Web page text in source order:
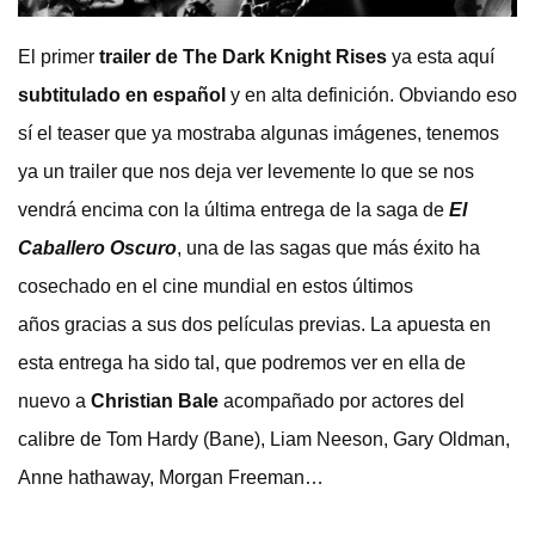
El primer trailer de The Dark Knight Rises ya esta aquí
subtitulado en español y en alta definición. Obviando eso
sí el teaser que ya mostraba algunas imágenes, tenemos
ya un trailer que nos deja ver levemente lo que se nos
vendrá encima con la última entrega de la saga de El
Caballero Oscuro, una de las sagas que más éxito ha
cosechado en el cine mundial en estos últimos
años gracias a sus dos películas previas. La apuesta en
esta entrega ha sido tal, que podremos ver en ella de
nuevo a Christian Bale acompañado por actores del
calibre de Tom Hardy (Bane), Liam Neeson, Gary Oldman,
Anne hathaway, Morgan Freeman…